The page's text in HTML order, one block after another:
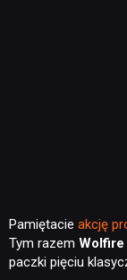
Pamiętacie akcję
Tym razem Wolfire
paczki pięciu